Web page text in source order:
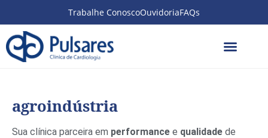
Trabalhe ConoscoOuvidoriaFAQs
agroindústria
Sua clínica parceira em performance e qualidade de